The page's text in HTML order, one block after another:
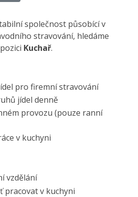
společnost působící v
stravování, hledáme
Kuchař.
pro firemní stravování
jídel denně
provozu (pouze ranní
v kuchyni
vzdělání
pracovat v kuchyni